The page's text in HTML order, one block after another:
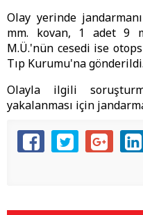
Olay yerinde
mm. kovan, 1 adet 9
M.Ü.'nün cesedi ise
Tıp Kurumu'na gönderildi.
Olayla ilgili
yakalanması için